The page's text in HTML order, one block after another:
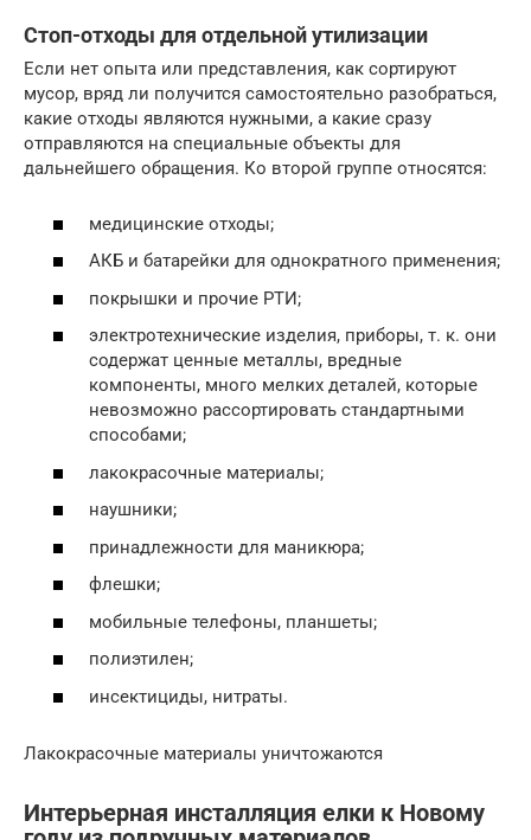
Стоп-отходы для отдельной утилизации
Если нет опыта или представления, как сортируют
мусор, вряд ли получится самостоятельно разобраться,
какие отходы являются нужными, а какие сразу
отправляются на специальные объекты для
дальнейшего обращения. Ко второй группе относятся:
медицинские отходы;
АКБ и батарейки для однократного применения;
покрышки и прочие РТИ;
электротехнические изделия, приборы, т. к. они
содержат ценные металлы, вредные
компоненты, много мелких деталей, которые
невозможно рассортировать стандартными
способами;
лакокрасочные материалы;
наушники;
принадлежности для маникюра;
флешки;
мобильные телефоны, планшеты;
полиэтилен;
инсектициды, нитраты.
Лакокрасочные материалы уничтожаются
Интерьерная инсталляция елки к Новому